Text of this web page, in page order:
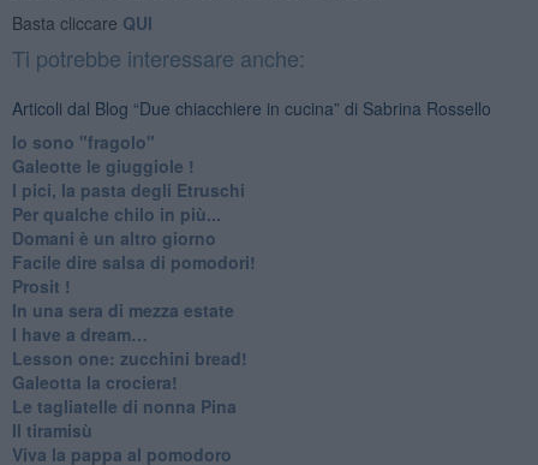
Basta cliccare QUI
Ti potrebbe interessare anche:
Articoli dal Blog “Due chiacchiere in cucina” di Sabrina Rossello
Io sono "fragolo"
Galeotte le giuggiole !
I pici, la pasta degli Etruschi
Per qualche chilo in più...
Domani è un altro giorno
​Facile dire salsa di pomodori!
Prosit !
​In una sera di mezza estate
I have a dream…
​Lesson one: zucchini bread!
Galeotta la crociera!
Le tagliatelle di nonna Pina
Il tiramisù
Viva la pappa al pomodoro